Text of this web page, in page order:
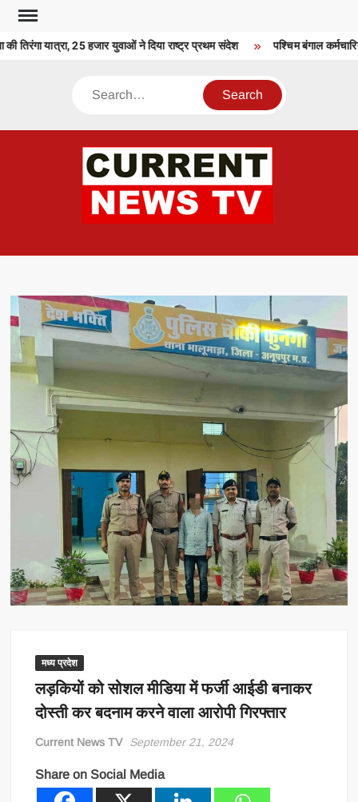
Skip
content
तिरंगा यात्रा, 25 हजार युवाओं ने दिया राष्ट्र प्रथम संदेश पश्चिम बंगाल
Search
मध्य प्रदेश
लड़कियों को सोशल मीडिया में फर्जी आईडी बनाकर
दोस्ती कर बदनाम करने वाला आरोपी गिरफ्तार
Current News TV September 21, 2024
Share on Social Media